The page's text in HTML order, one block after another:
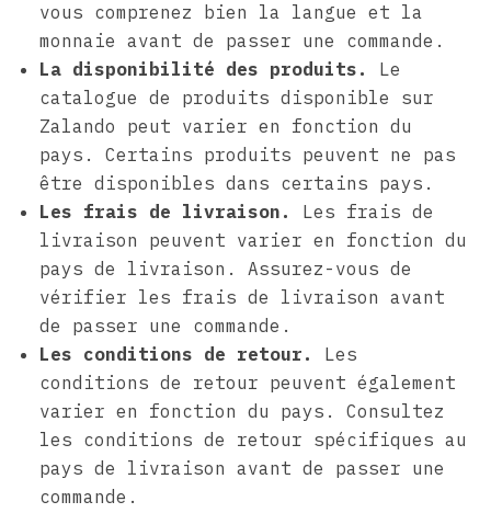
vous comprenez bien la langue et la
monnaie avant de passer une commande.
La disponibilité des produits.
Le
catalogue de produits disponible sur
Zalando peut varier en fonction du
pays. Certains produits peuvent ne pas
être disponibles dans certains pays.
Les frais de livraison.
Les frais de
livraison peuvent varier en fonction du
pays de livraison. Assurez-vous de
vérifier les frais de livraison avant
de passer une commande.
Les conditions de retour.
Les
conditions de retour peuvent également
varier en fonction du pays. Consultez
les conditions de retour spécifiques au
pays de livraison avant de passer une
commande.